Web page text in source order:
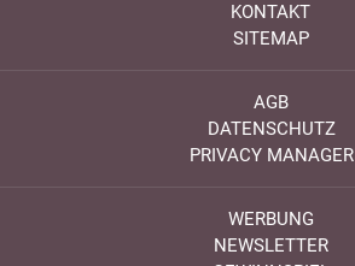
KONTAKT
SITEMAP
AGB
DATENSCHUTZ
PRIVACY MANAGER
WERBUNG
NEWSLETTER